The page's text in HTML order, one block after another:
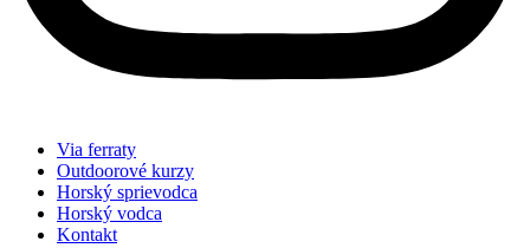
Via ferraty
Outdoorové kurzy
Horský sprievodca
Horský vodca
Kontakt